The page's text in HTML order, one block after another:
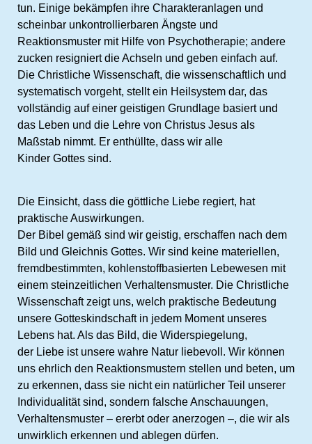
tun. Einige bekämpfen ihre Charakteranlagen und
scheinbar unkontrollierbaren Ängste und
Reaktionsmuster mit Hilfe von Psychotherapie; andere
zucken resigniert die Achseln und geben einfach auf.
Die Christliche Wissenschaft, die wissenschaftlich und
systematisch vorgeht, stellt ein Heilsystem dar, das
vollständig auf einer geistigen Grundlage basiert und
das Leben und die Lehre von Christus Jesus als
Maßstab nimmt. Er enthüllte, dass wir alle
Kinder Gottes sind.
Die Einsicht, dass die göttliche Liebe regiert, hat
praktische Auswirkungen.
Der Bibel gemäß sind wir geistig, erschaffen nach dem
Bild und Gleichnis Gottes. Wir sind keine materiellen,
fremdbestimmten, kohlenstoffbasierten Lebewesen mit
einem steinzeitlichen Verhaltensmuster. Die Christliche
Wissenschaft zeigt uns, welch praktische Bedeutung
unsere Gotteskindschaft in jedem Moment unseres
Lebens hat. Als das Bild, die Widerspiegelung,
der Liebe ist unsere wahre Natur liebevoll. Wir können
uns ehrlich den Reaktionsmustern stellen und beten, um
zu erkennen, dass sie nicht ein natürlicher Teil unserer
Individualität sind, sondern falsche Anschauungen,
Verhaltensmuster – ererbt oder anerzogen –, die wir als
unwirklich erkennen und ablegen dürfen.